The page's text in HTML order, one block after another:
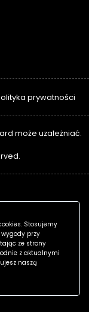
prywatności
może uzależniać.
Stosujemy
przy
ze strony
z aktualnymi
naszą